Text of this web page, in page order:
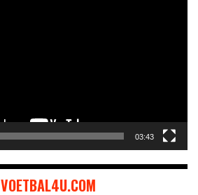
03:43
VOETBAL4U.COM